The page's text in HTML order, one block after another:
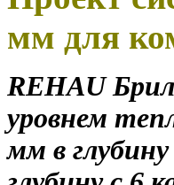
мм для
REHAU
уровнем
мм в